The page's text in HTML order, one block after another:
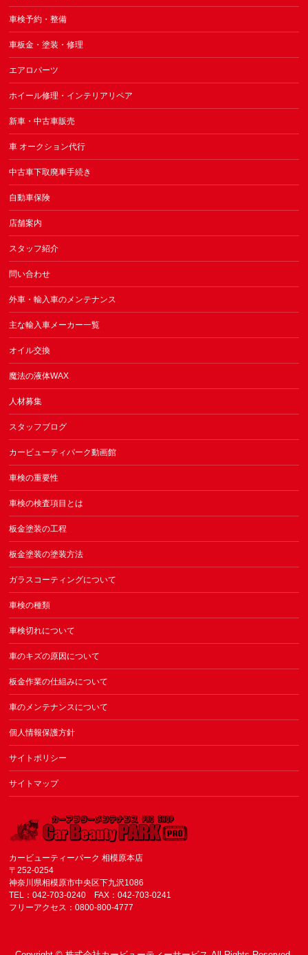
車検予約・整備
車板金・塗装・修理
エアロパーツ
ホイール修理・インテリアリペア
新車・中古車販売
車 オークション代行
中古車下取廃車手続き
自動車保険
店舗案内
スタッフ紹介
問い合わせ
外車・輸入車のメンテナンス
主な輸入車メーカー一覧
オイル交換
魔法の液体WAX
人材募集
スタッフブログ
カービューティパーク動画館
車検の重要性
車検の検査項目とは
板金塗装の工程
板金塗装の塗装方法
ガラスコーティングについて
車検の種類
車検切れについて
車のキズの原因について
板金作業の仕組みについて
車のメンテナンスについて
個人情報保護方針
サイトポリシー
サイトマップ
カービューティーパーク 相模原本店
〒252-0254
神奈川県相模原市中央区下九沢1086
TEL：042-703-0240 FAX：042-703-0241
フリーアクセス：0800-800-4777